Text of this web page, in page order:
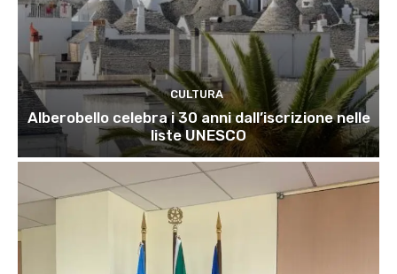
CULTURA
Alberobello celebra i 30 anni dall’iscrizione nelle
liste UNESCO